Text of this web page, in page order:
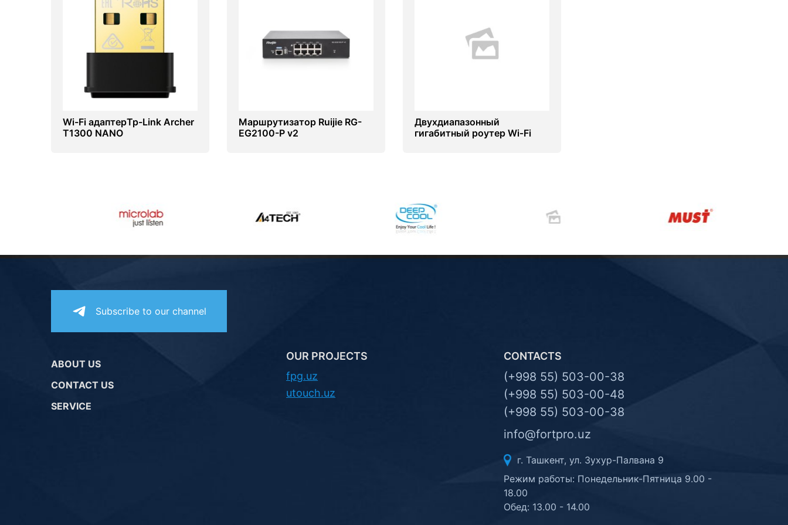
Wi-Fi адаптерTp-Link Archer
T1300 NANO
Маршрутизатор Ruijie RG-
EG2100-P v2
Двухдиапазонный
гигабитный роутер Wi‑Fi
Subscribe to our channel
ABOUT US
CONTACT US
SERVICE
OUR PROJECTS
fpg.uz
utouch.uz
CONTACTS
(+998 55) 503-00-38
(+998 55) 503-00-48
(+998 55) 503-00-38
info@fortpro.uz
г. Ташкент, ул. Зухур-Палвана 9
Режим работы: Понедельник-Пятница 9.00 -
18.00
Обед: 13.00 - 14.00